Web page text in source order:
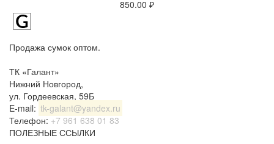
850.00 ₽
Продажа сумок оптом.
ТК «Галант»
Нижний Новгород,
ул. Гордеевская, 59Б
E-mail: tk-galant@yandex.ru
Телефон: +7 961 638 01 83
ПОЛЕЗНЫЕ ССЫЛКИ